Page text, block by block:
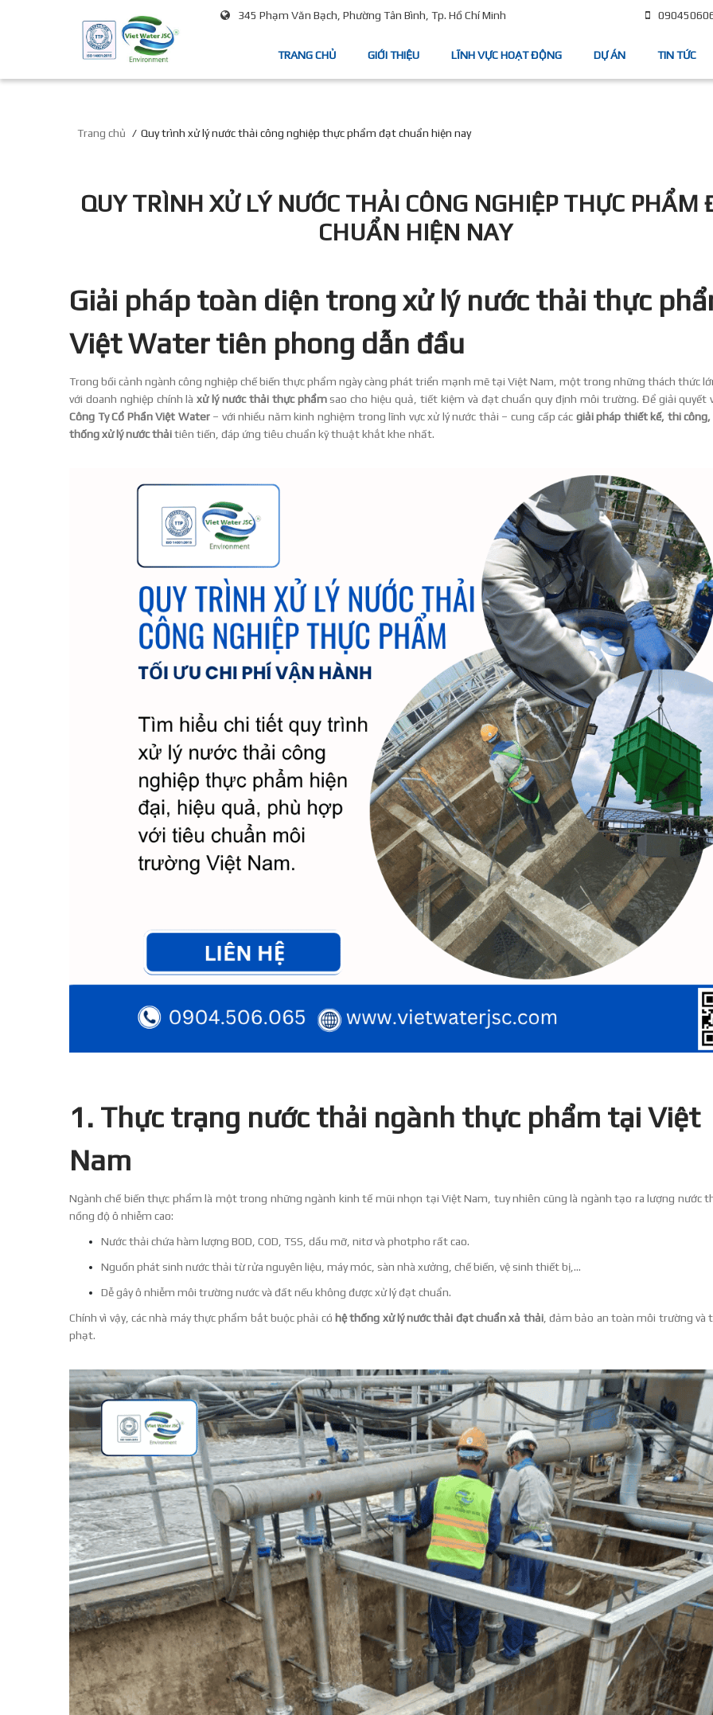
345 Phạm Văn Bạch, Phường Tân Bình, Tp. Hồ Chí Minh
TRANG CHỦ GIỚI THIỆU LĨNH VỰC HOẠT ĐỘNG DỰ ÁN TIN TỨC
Trang chủ Quy trình xử lý nước thải công nghiệp thực phẩm đạt chuẩn hiện nay
QUY TRÌNH XỬ LÝ NƯỚC THẢI CÔNG NGHIỆP THỰC PHẨM
CHUẨN HIỆN NAY
Giải pháp toàn diện trong xử lý nước thải thực
Việt Water tiên phong dẫn đầu
Trong bối cảnh ngành công nghiệp chế biến thực phẩm ngày càng phát triển mạnh mẽ tại Việt Nam, một trong những thách thức
với doanh nghiệp chính làxử lý nước thải thực phẩmsao cho hiệu quả, tiết kiệm và đạt chuẩn quy định môi trường. Để giải quyết
Công Ty Cổ Phần Việt Water– với nhiều năm kinh nghiệm trong lĩnh vực xử lý nước thải – cung cấp các giải pháp thiết kế, thi
thống xử lý nước thảitiên tiến, đáp ứng tiêu chuẩn kỹ thuật khắt khe nhất.
1. Thực trạng nước thải ngành thực phẩm tại Việt
Nam
Ngành chế biến thực phẩm là một trong những ngành kinh tế mũi nhọn tại Việt Nam, tuy nhiên cũng là ngành tạo ra lượng nước
nồng độ ô nhiễm cao:
Nước thải chứa hàm lượng BOD, COD, TSS, dầu mỡ, nitơ và photpho rất cao.
Nguồn phát sinh nước thải từ rửa nguyên liệu, máy móc, sàn nhà xưởng, chế biến, vệ sinh thiết bị,...
Dễ gây ô nhiễm môi trường nước và đất nếu không được xử lý đạt chuẩn.
Chính vì vậy, các nhà máy thực phẩm bắt buộc phải có hệ thống xử lý nước thải đạt chuẩn xả thải, đảm bảo an toàn môi trường và
phạt.